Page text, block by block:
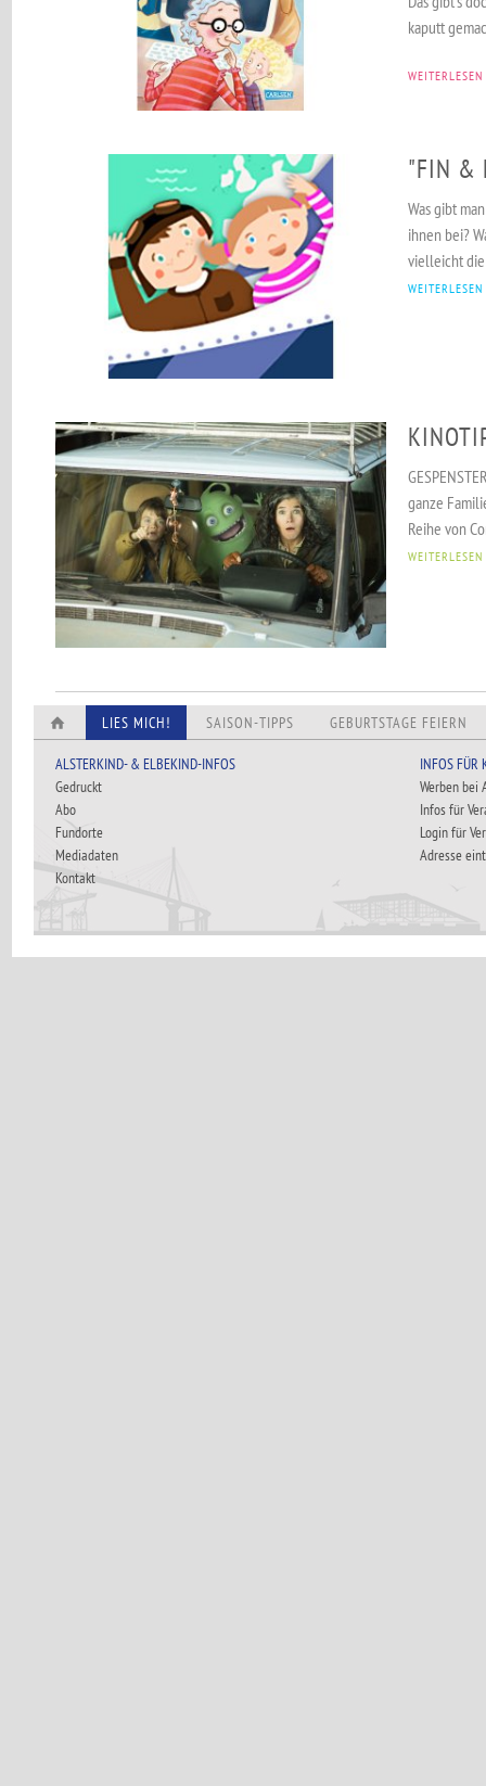
kaputt
WEITERLESEN
"FIN &
Was gibt
ihnen bei?
vielleicht die
WEITERLESEN
ganze
Reihe von
WEITERLESEN
LIES MICH! SAISON-TIPPS GEBURTSTAGE FEIERN
ALSTERKIND- & ELBEKIND-INFOS
Gedruckt
Abo
Fundorte
Mediadaten
Kontakt
INFOS FÜR
Werben bei
Infos für
Login für
Adresse